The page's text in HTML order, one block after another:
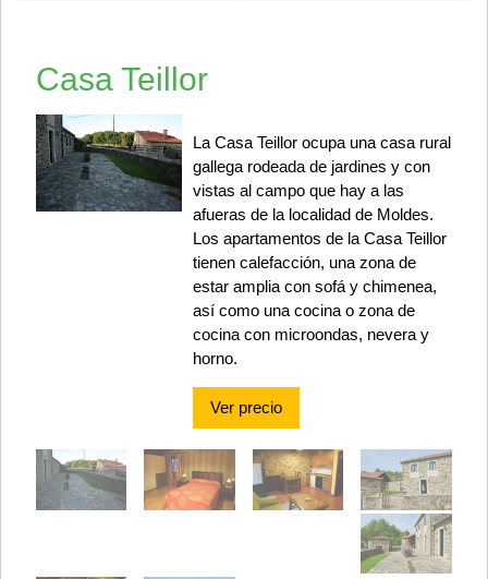
Casa Teillor
La Casa Teillor ocupa una casa rural
gallega rodeada de jardines y con
vistas al campo que hay a las
afueras de la localidad de Moldes.
Los apartamentos de la Casa Teillor
tienen calefacción, una zona de
estar amplia con sofá y chimenea,
así como una cocina o zona de
cocina con microondas, nevera y
horno.
Ver precio